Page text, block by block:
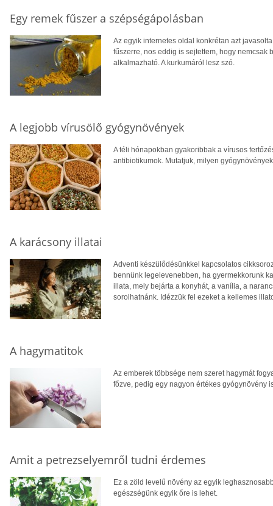
Egy remek fűszer a szépségápolásban
Az egyik internetes oldal konkrétan azt
fűszerre, nos eddig is sejtettem, hogy
alkalmazható. A kurkumáról lesz szó.
A legjobb vírusölő gyógynövények
A téli hónapokban gyakoribbak a vírusos
antibiotikumok. Mutatjuk, milyen
A karácsony illatai
Adventi készülődésünkkel kapcsolatos
bennünk legelevenebben, ha gyermekkorunk
illata, mely bejárta a konyhát, a vanília, a
sorolhatnánk. Idézzük fel ezeket a kellemes
A hagymatitok
Az emberek többsége nem szeret hagymát
főzve, pedig egy nagyon értékes gyógynövény
Amit a petrezselyemről tudni érdemes
Ez a zöld levelű növény az egyik
egészségünk egyik őre is lehet.